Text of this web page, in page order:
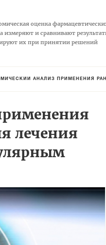
оценка
измеряют и сравнивают
их при принятии решений
АНАЛИЗ ПРИМЕНЕНИЯ РАНИБИЗУМАБА И
лечения